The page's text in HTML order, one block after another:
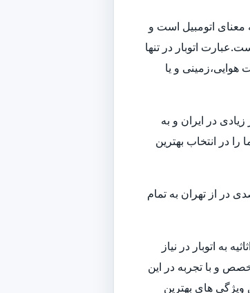
معنای اتومبیل است و
اتوبار در تنها
و یا
در ایران و به
در انتخاب بهترین
در از تهران به تمام
به اتوبار در نیاز
و با تجربه در این
ویژگی های بهترین